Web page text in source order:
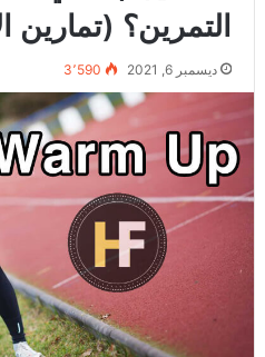
التمرين؟ (تمارين
ديسمبر 6, 2021 3٬590